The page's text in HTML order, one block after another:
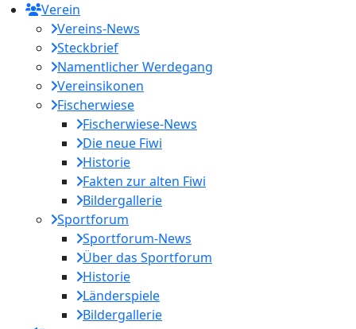
Verein
Vereins-News
Steckbrief
Namentlicher Werdegang
Vereinsikonen
Fischerwiese
Fischerwiese-News
Die neue Fiwi
Historie
Fakten zur alten Fiwi
Bildergallerie
Sportforum
Sportforum-News
Über das Sportforum
Historie
Länderspiele
Bildergallerie